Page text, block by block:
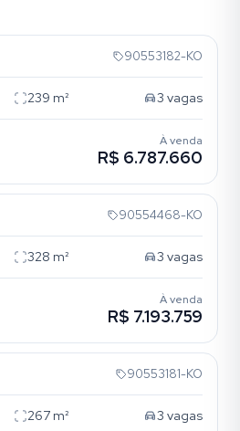
90553182-KO
239 m² 3 vagas
À venda
R$ 6.787.660
90554468-KO
328 m² 3 vagas
À venda
R$ 7.193.759
90553181-KO
267m² 3 vagas